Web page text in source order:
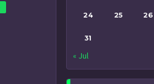
24 25 26
31
« Jul